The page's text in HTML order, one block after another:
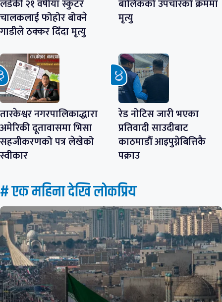
लडेकी २१ वर्षीया स्कुटर
चालकलाई फोहोर बोक्ने
गाडीले ठक्कर दिँदा मृत्यु
बालिकको उपचारको क्रममा
मृत्यु
तारकेश्वर नगरपालिकाद्धारा
अमेरिकी दूतावासमा भिसा
सहजीकरणको पत्र लेखेको
स्वीकार
रेड नोटिस जारी भएका
प्रतिवादी साउदीबाट
काठमाडौँ आइपुग्नेबित्तिकै
पक्राउ
# एक महिना देखि लाेकप्रिय